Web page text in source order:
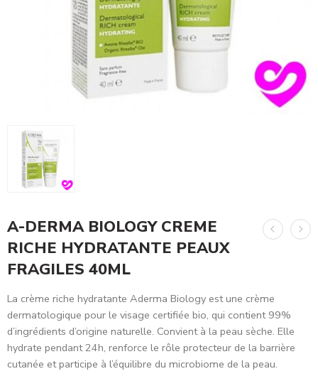
A-DERMA BIOLOGY CREME
RICHE HYDRATANTE PEAUX
FRAGILES 40ML
La crème riche hydratante Aderma Biology est une crème
dermatologique pour le visage certifiée bio, qui contient 99%
d’ingrédients d’origine naturelle. Convient à la peau sèche. Elle
hydrate pendant 24h, renforce le rôle protecteur de la barrière
cutanée et participe à l’équilibre du microbiome de la peau.